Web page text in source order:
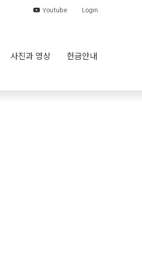
Youtube Login
사진과 영상 헌금안내